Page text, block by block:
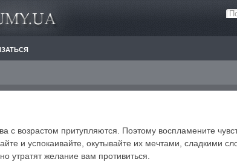
с возрастом притупляются. Поэтому воспламените
и успокаивайте, окутывайте их мечтами, сладкими
утратят желание вам противиться.